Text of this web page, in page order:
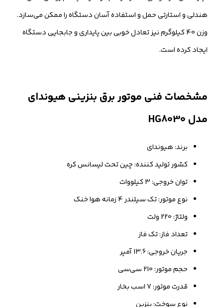
هندلی و استارتی حمل و استفاده آسان دستگاه را ممکن می‌سازد.
وزن 40 کیلوگرم نیز تعادل خوبی بین پایداری و جابجایی دستگاه
ایجاد کرده است.
مشخصات فنی موتور برق بنزینی هیوندای
مدل HG8030
برند: هیوندای
کشور تولید کننده: چین تحت لیسانس کره
توان خروجی: 3 کیلووات
نوع موتور: تک سیلندر 4 زمانه هوا خنک
ولتاژ: 220 ولت
تعداد فاز: تک فاز
جریان خروجی: 13.6 آمپر
حجم موتور: 210 سی‌سی
قدرت موتور: 7 اسب بخار
نوع سوخت: بنزین